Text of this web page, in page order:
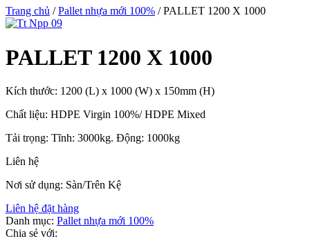
Trang chủ /Pallet nhựa mới 100% / PALLET 1200 X 1000
PALLET 1200 X 1000
Kích thước: 1200 (L) x 1000 (W) x 150mm (H)
Chất liệu: HDPE Virgin 100%/ HDPE Mixed
Tải trọng: Tĩnh: 3000kg. Động: 1000kg
Liên hệ
Nơi sử dụng: Sàn/Trên Kệ
Liên hệ đặt hàng
Danh mục: Pallet nhựa mới 100%
Chia sẻ với: